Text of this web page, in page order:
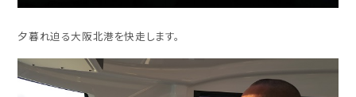
夕暮れ迫る大阪北港を快走します。